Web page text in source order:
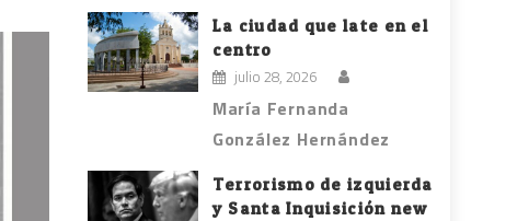
La ciudad que late en el
centro
julio 28, 2026
María Fernanda
González Hernández
Terrorismo de izquierda
y Santa Inquisición new